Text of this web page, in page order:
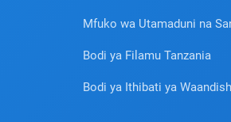
Mfuko wa Utamaduni na
Bodi ya Filamu Tanzania
Bodi ya Ithibati ya